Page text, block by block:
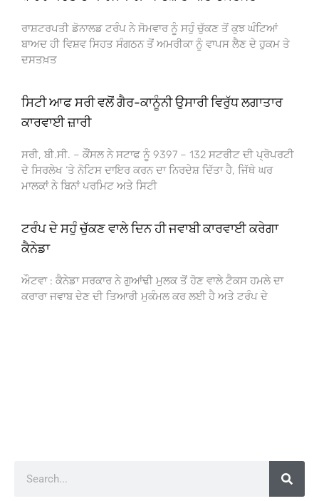
ਰਾਸ਼ਟਰਪਤੀ ਡੋਨਾਲਡ ਟਰੰਪ ਨੇ ਸੋਮਵਾਰ ਨੂੰ ਸਹੁੰ ਚੁੱਕਣ ਤੋਂ ਕੁਝ ਘੰਟਿਆਂ
ਬਾਅਦ ਹੀ ਵਿਸ਼ਵ ਸਿਹਤ ਸੰਗਠਨ ਤੋਂ ਅਮਰੀਕਾ ਨੂੰ ਵਾਪਸ ਲੈਣ ਦੇ ਹੁਕਮ ਤੇ
ਦਸਤਖ਼ਤ
ਸਿਟੀ ਆਫ ਸਰੀ ਵਲੋਂ ਗੈਰ-ਕਾਨੂੰਨੀ ਉਸਾਰੀ ਵਿਰੁੱਧ ਲਗਾਤਾਰ
ਕਾਰਵਾਈ ਜ਼ਾਰੀ
ਸਰੀ, ਬੀ.ਸੀ. – ਕੌਂਸਲ ਨੇ ਸਟਾਫ ਨੂੰ 9397 – 132 ਸਟਰੀਟ ਦੀ ਪ੍ਰੋਪਰਟੀ
ਦੇ ਸਿਰਲੇਖ ‘ਤੇ ਨੋਟਿਸ ਦਾਇਰ ਕਰਨ ਦਾ ਨਿਰਦੇਸ਼ ਦਿੱਤਾ ਹੈ, ਜਿੱਥੇ ਘਰ
ਮਾਲਕਾਂ ਨੇ ਬਿਨਾਂ ਪਰਮਿਟ ਅਤੇ ਸਿਟੀ
ਟਰੰਪ ਦੇ ਸਹੁੰ ਚੁੱਕਣ ਵਾਲੇ ਦਿਨ ਹੀ ਜਵਾਬੀ ਕਾਰਵਾਈ ਕਰੇਗਾ
ਕੈਨੇਡਾ
ਔਟਵਾ : ਕੈਨੇਡਾ ਸਰਕਾਰ ਨੇ ਗੁਆਂਢੀ ਮੁਲਕ ਤੋਂ ਹੋਣ ਵਾਲੇ ਟੈਕਸ ਹਮਲੇ ਦਾ
ਕਰਾਰਾ ਜਵਾਬ ਦੇਣ ਦੀ ਤਿਆਰੀ ਮੁਕੰਮਲ ਕਰ ਲਈ ਹੈ ਅਤੇ ਟਰੰਪ ਦੇ